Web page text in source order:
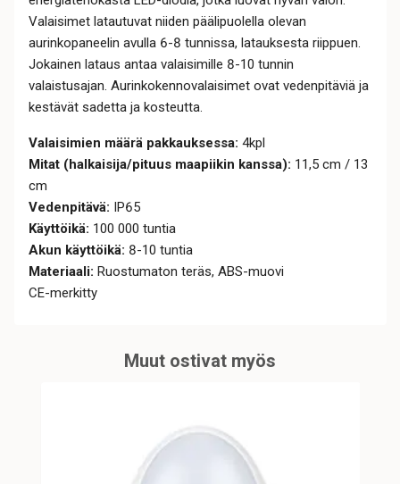
Valaisimet latautuvat niiden päälipuolella olevan
aurinkopaneelin avulla 6-8 tunnissa, latauksesta riippuen.
Jokainen lataus antaa valaisimille 8-10 tunnin
valaistusajan. Aurinkokennovalaisimet ovat vedenpitäviä ja
kestävät sadetta ja kosteutta.
Valaisimien määrä pakkauksessa: 4kpl
Mitat (halkaisija/pituus maapiikin kanssa): 11,5 cm / 13
cm
Vedenpitävä: IP65
Käyttöikä: 100 000 tuntia
Akun käyttöikä: 8-10 tuntia
Materiaali: Ruostumaton teräs, ABS-muovi
CE-merkitty
Muut ostivat myös